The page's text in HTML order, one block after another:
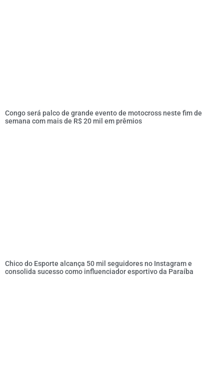
Congo será palco de grande evento de motocross neste fim de
semana com mais de R$ 20 mil em prêmios
Chico do Esporte alcança 50 mil seguidores no Instagram e
consolida sucesso como influenciador esportivo da Paraíba